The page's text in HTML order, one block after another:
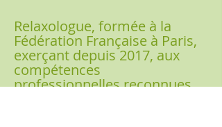
Relaxologue, formée à la
Fédération Française à Paris,
exerçant depuis 2017, aux
compétences
professionnelles reconnues